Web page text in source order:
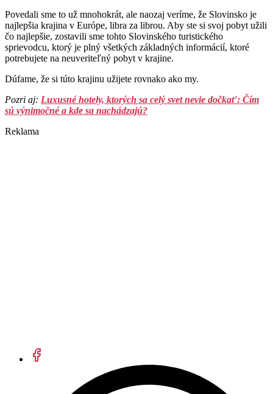
Povedali sme to už mnohokrát, ale naozaj veríme, že Slovinsko je
najlepšia krajina v Európe, libra za librou. Aby ste si svoj pobyt užili
čo najlepšie, zostavili sme tohto Slovinského turistického
sprievodcu, ktorý je plný všetkých základných informácií, ktoré
potrebujete na neuveriteľný pobyt v krajine.
Dúfame, že si túto krajinu užijete rovnako ako my.
Pozri aj: Luxusné hotely, ktorých sa celý svet nevie dočkať: Čím
sú výnimočné a kde sa nachádzajú?
Reklama